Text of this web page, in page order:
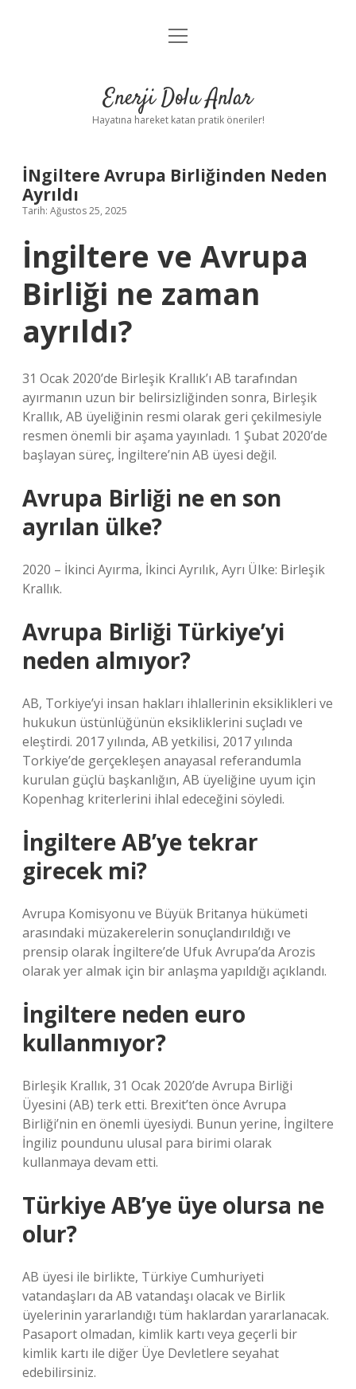
Anasayfa
Yasal Uyarı
menüyü
Enerji Dolu Anlar
Hayatına hareket katan pratik öneriler!
İNgiltere Avrupa Birliğinden Neden
Ayrıldı
Tarih: Ağustos 25, 2025
İngiltere ve Avrupa
Birliği ne zaman
ayrıldı?
31 Ocak 2020’de Birleşik Krallık’ı AB tarafından
ayırmanın uzun bir belirsizliğinden sonra, Birleşik
Krallık, AB üyeliğinin resmi olarak geri çekilmesiyle
resmen önemli bir aşama yayınladı. 1 Şubat 2020’de
başlayan süreç, İngiltere’nin AB üyesi değil.
Avrupa Birliği ne en son
ayrılan ülke?
2020 – İkinci Ayırma, İkinci Ayrılık, Ayrı Ülke: Birleşik
Krallık.
Avrupa Birliği Türkiye’yi
neden almıyor?
AB, Torkiye’yi insan hakları ihlallerinin eksiklikleri ve
hukukun üstünlüğünün eksikliklerini suçladı ve
eleştirdi. 2017 yılında, AB yetkilisi, 2017 yılında
Torkiye’de gerçekleşen anayasal referandumla
kurulan güçlü başkanlığın, AB üyeliğine uyum için
Kopenhag kriterlerini ihlal edeceğini söyledi.
İngiltere AB’ye tekrar
girecek mi?
Avrupa Komisyonu ve Büyük Britanya hükümeti
arasındaki müzakerelerin sonuçlandırıldığı ve
prensip olarak İngiltere’de Ufuk Avrupa’da Arozis
olarak yer almak için bir anlaşma yapıldığı açıklandı.
İngiltere neden euro
kullanmıyor?
Birleşik Krallık, 31 Ocak 2020’de Avrupa Birliği
Üyesini (AB) terk etti. Brexit’ten önce Avrupa
Birliği’nin en önemli üyesiydi. Bunun yerine, İngiltere
İngiliz poundunu ulusal para birimi olarak
kullanmaya devam etti.
Türkiye AB’ye üye olursa ne
olur?
AB üyesi ile birlikte, Türkiye Cumhuriyeti
vatandaşları da AB vatandaşı olacak ve Birlik
üyelerinin yararlandığı tüm haklardan yararlanacak.
Pasaport olmadan, kimlik kartı veya geçerli bir
kimlik kartı ile diğer Üye Devletlere seyahat
edebilirsiniz.